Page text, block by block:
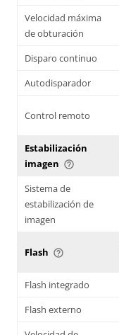
Velocidad máxima
de obturación
Disparo continuo
Autodisparador
Control remoto
Estabilización
imagen help_outline
Sistema de
estabilización de
imagen
Flash help_outline
Flash integrado
Flash externo